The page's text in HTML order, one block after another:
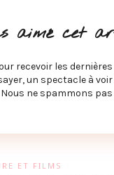
ET FILMS
aimé cet
recevoir les
un spectacle à
Nous ne spammons pas